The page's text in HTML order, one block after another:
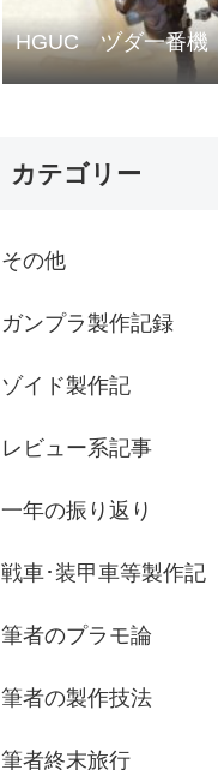
HGUC ヅダ一番
カテゴリー
その他
ガンプラ製作記録
ゾイド製作記
レビュー系記事
一年の振り返り
戦車･装甲車等製作記
筆者のプラモ論
筆者の製作技法
筆者終末旅行